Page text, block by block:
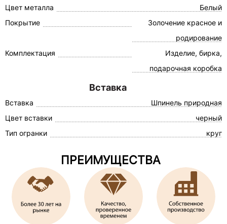
Цвет металла
Белый
Покрытие
Золочение красное и
родирование
Комплектация
Изделие, бирка,
подарочная коробка
Вставка
Вставка
Шпинель природная
Цвет вставки
черный
Тип огранки
круг
ПРЕИМУЩЕСТВА